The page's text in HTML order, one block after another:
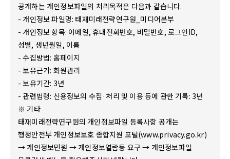
공개하는 개인정보파일의 처리목적은 다음과 같습니다.
- 개인정보 파일명: 태재미래전략연구원_미디어본부
- 개인정보 항목: 이메일, 휴대전화번호, 비밀번호, 로그인ID,
성별, 생년월일, 이름
- 수집방법: 홈페이지
- 보유근거: 회원관리
- 보유기간: 3년
- 관련법령: 신용정보의 수집·처리 및 이용 등에 관한 기록: 3년
※ 기타
태재미래전략연구원의 개인정보파일 등록사항 공개는
행정안전부 개인정보보호 종합지원 포털(www.privacy.go.kr)
→ 개인정보민원 → 개인정보열람등 요구 → 개인정보파일